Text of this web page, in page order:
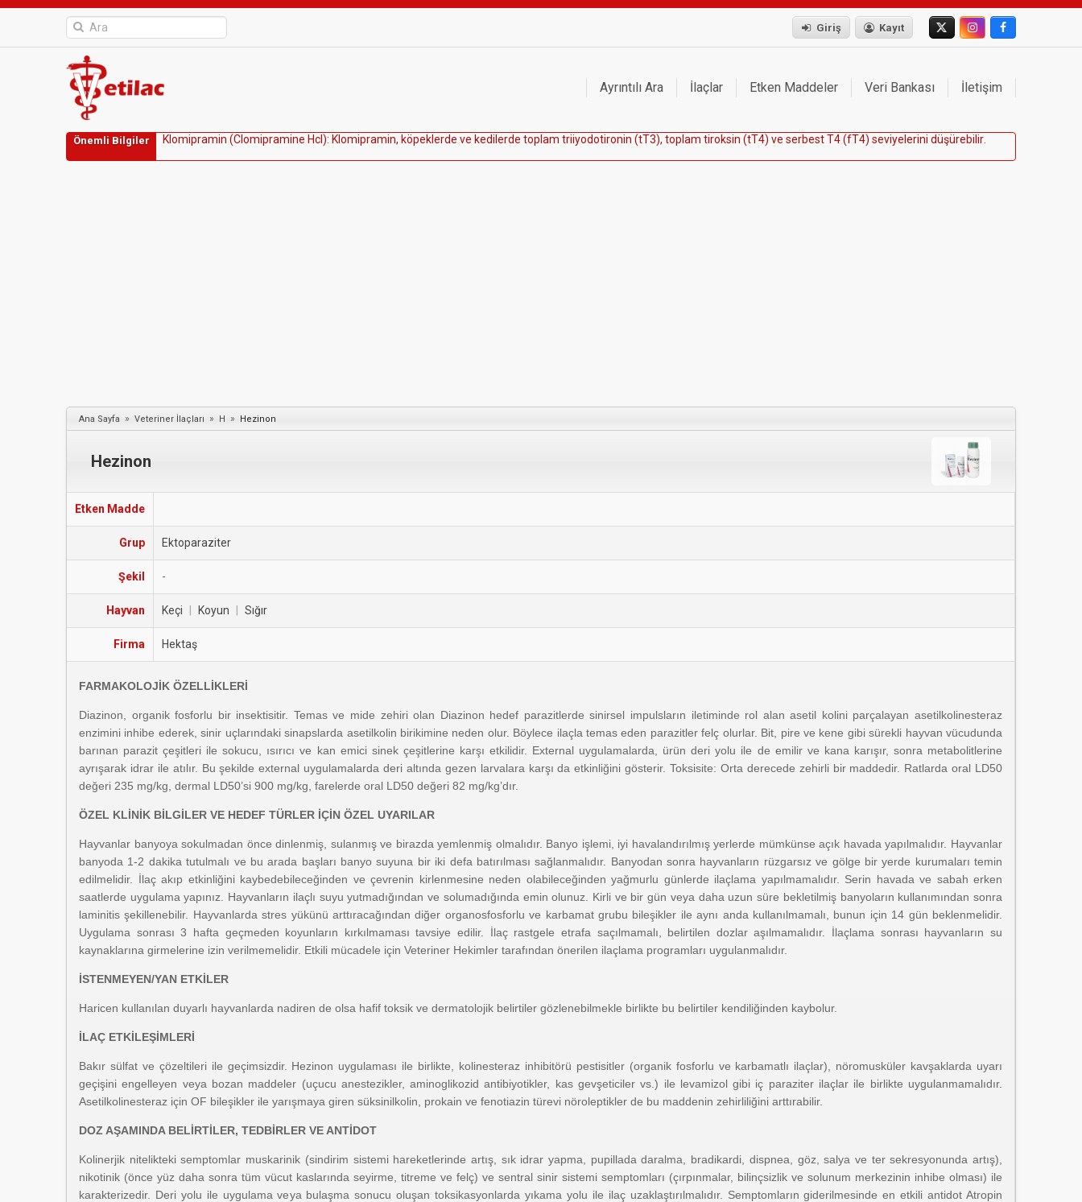
Giriş Kayıt
Ayrıntılı Ara İlaçlar Etken Maddeler Veri Bankası İletişim
Önemli Bilgiler Komipramin (Comipramine Hc): Komipramin, köpekerde ve kedi erde top am triiyodotironin (tT3), top am tiroksin (tT4) ve serbestT4(fT4) seviye erini düşürebi ir
Ana Sayfa » Veteriner İlaçları » H » Hezinon
Hezinon
Etken Madde
Grup Ektoparaziter
Şekil -
Hayvan Keçi Koyun Sığır
Firma Hektaş
FARMAKOLOJİK ÖZELLİKLERİ
Diazinon, organik fosforlu bir insektisitir. Temas ve mide zehiri olan Diazinon hedef parazitlerde sinirsel impulsların iletiminde rol alan asetil kolini parçalayan asetilkolinesteraz
enzimini inhibe ederek, sinir uçlarındaki sinapslarda asetilkolin birikimine neden olur. Böylece ilaçla temas eden parazitler felç olurlar. Bit, pire ve kene gibi sürekli hayvan vücudunda
barınan parazit çeşitleri ile sokucu, ısırıcı ve kan emici sinek çeşitlerine karşı etkilidir. External uygulamalarda, ürün deri yolu ile de emilir ve kana karışır, sonra metabolitlerine
ayrışarak idrar ile atılır. Bu şekilde external uygulamalarda deri altında gezen larvalara karşı da etkinliğini gösterir. Toksisite: Orta derecede zehirli bir maddedir. Ratlarda oral LD50
değeri 235 mg/kg, dermal LD50’si 900 mg/kg, farelerde oral LD50 değeri 82 mg/kg’dır.
ÖZEL KLİNİK BİLGİLER VE HEDEF TÜRLER İÇİN ÖZEL UYARILAR
Hayvanlar banyoya sokulmadan önce dinlenmiş, sulanmış ve birazda yemlenmiş olmalıdır. Banyo işlemi, iyi havalandırılmış yerlerde mümkünse açık havada yapılmalıdır. Hayvanlar
banyoda 1-2 dakika tutulmalı ve bu arada başları banyo suyuna bir iki defa batırılması sağlanmalıdır. Banyodan sonra hayvanların rüzgarsız ve gölge bir yerde kurumaları temin
edilmelidir. İlaç akıp etkinliğini kaybedebileceğinden ve çevrenin kirlenmesine neden olabileceğinden yağmurlu günlerde ilaçlama yapılmamalıdır. Serin havada ve sabah erken
saatlerde uygulama yapınız. Hayvanların ilaçlı suyu yutmadığından ve solumadığında emin olunuz. Kirli ve bir gün veya daha uzun süre bekletilmiş banyoların kullanımından sonra
laminitis şekillenebilir. Hayvanlarda stres yükünü arttıracağından diğer organosfosforlu ve karbamat grubu bileşikler ile aynı anda kullanılmamalı, bunun için 14 gün beklenmelidir.
Uygulama sonrası 3 hafta geçmeden koyunların kırkılmaması tavsiye edilir. İlaç rastgele etrafa saçılmamalı, belirtilen dozlar aşılmamalıdır. İlaçlama sonrası hayvanların su
kaynaklarına girmelerine izin verilmemelidir. Etkili mücadele için Veteriner Hekimler tarafından önerilen ilaçlama programları uygulanmalıdır.
İSTENMEYEN/YAN ETKİLER
Haricen kullanılan duyarlı hayvanlarda nadiren de olsa hafif toksik ve dermatolojik belirtiler gözlenebilmekle birlikte bu belirtiler kendiliğinden kaybolur.
İLAÇ ETKİLEŞİMLERİ
Bakır sülfat ve çözeltileri ile geçimsizdir. Hezinon uygulaması ile birlikte, kolinesteraz inhibitörü pestisitler (organik fosforlu ve karbamatlı ilaçlar), nöromusküler kavşaklarda uyarı
geçişini engelleyen veya bozan maddeler (uçucu anestezikler, aminoglikozid antibiyotikler, kas gevşeticiler vs.) ile levamizol gibi iç paraziter ilaçlar ile birlikte uygulanmamalıdır.
Asetilkolinesteraz için OF bileşikler ile yarışmaya giren süksinilkolin, prokain ve fenotiazin türevi nöroleptikler de bu maddenin zehirliliğini arttırabilir.
DOZ AŞAMINDA BELİRTİLER, TEDBİRLER VE ANTİDOT
Kolinerjik nitelikteki semptomlar muskarinik (sindirim sistemi hareketlerinde artış, sık idrar yapma, pupillada daralma, bradikardi, dispnea, göz, salya ve ter sekresyonunda artış),
nikotinik (önce yüz daha sonra tüm vücut kaslarında seyirme, titreme ve felç) ve sentral sinir sistemi semptomları (çırpınmalar, bilinçsizlik ve solunum merkezinin inhibe olması) ile
karakterizedir. Deri yolu ile uygulama veya bulaşma sonucu oluşan toksikasyonlarda yıkama yolu ile ilaç uzaklaştırılmalıdır. Semptomların giderilmesinde en etkili antidot Atropin